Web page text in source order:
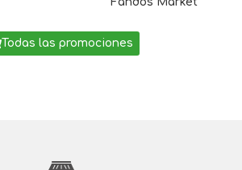
Todas las promociones